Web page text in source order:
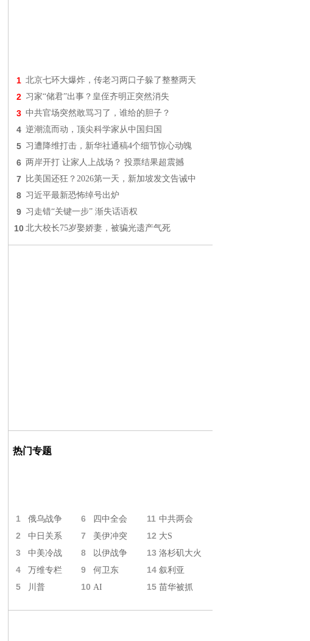
1 北京七环大爆炸，传老习两口子躲了整整两天
2 习家“储君”出事？皇侄齐明正突然消失
3 中共官场突然敢骂习了，谁给的胆子？
4 逆潮流而动，顶尖科学家从中国归国
5 习遭降维打击，新华社通稿4个细节惊心动魄
6 两岸开打 让家人上战场？ 投票结果超震撼
7 比美国还狂？2026第一天，新加坡发文告诫中
8 习近平最新恐怖绰号出炉
9 习走错“关键一步” 渐失话语权
10 北大校长75岁娶娇妻，被骗光遗产气死
热门专题
1 俄乌战争 6 四中全会 11 中共两会
2 中日关系 7 美伊冲突 12 大S
3 中美冷战 8 以伊战争 13 洛杉矶大火
4 万维专栏 9 何卫东 14 叙利亚
5 川普 10 AI 15 苗华被抓